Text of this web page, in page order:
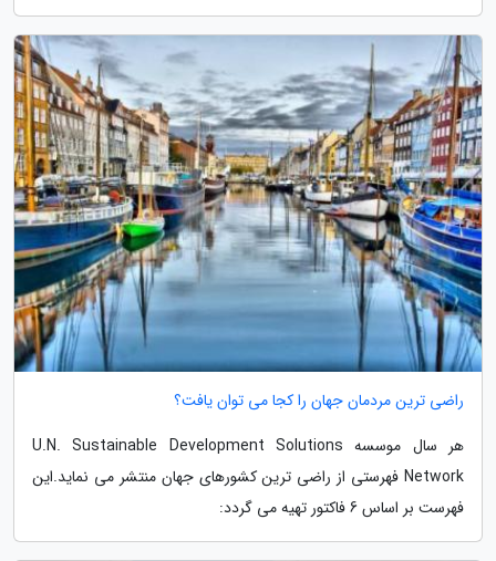
راضی ترین مردمان جهان را کجا می توان یافت؟
هر سال موسسه U.N. Sustainable Development Solutions
Network فهرستی از راضی ترین کشورهای جهان منتشر می نماید.این
فهرست بر اساس 6 فاکتور تهیه می گردد: